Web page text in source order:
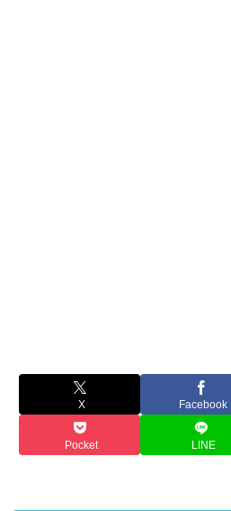
X Facebook
Pocket LINE